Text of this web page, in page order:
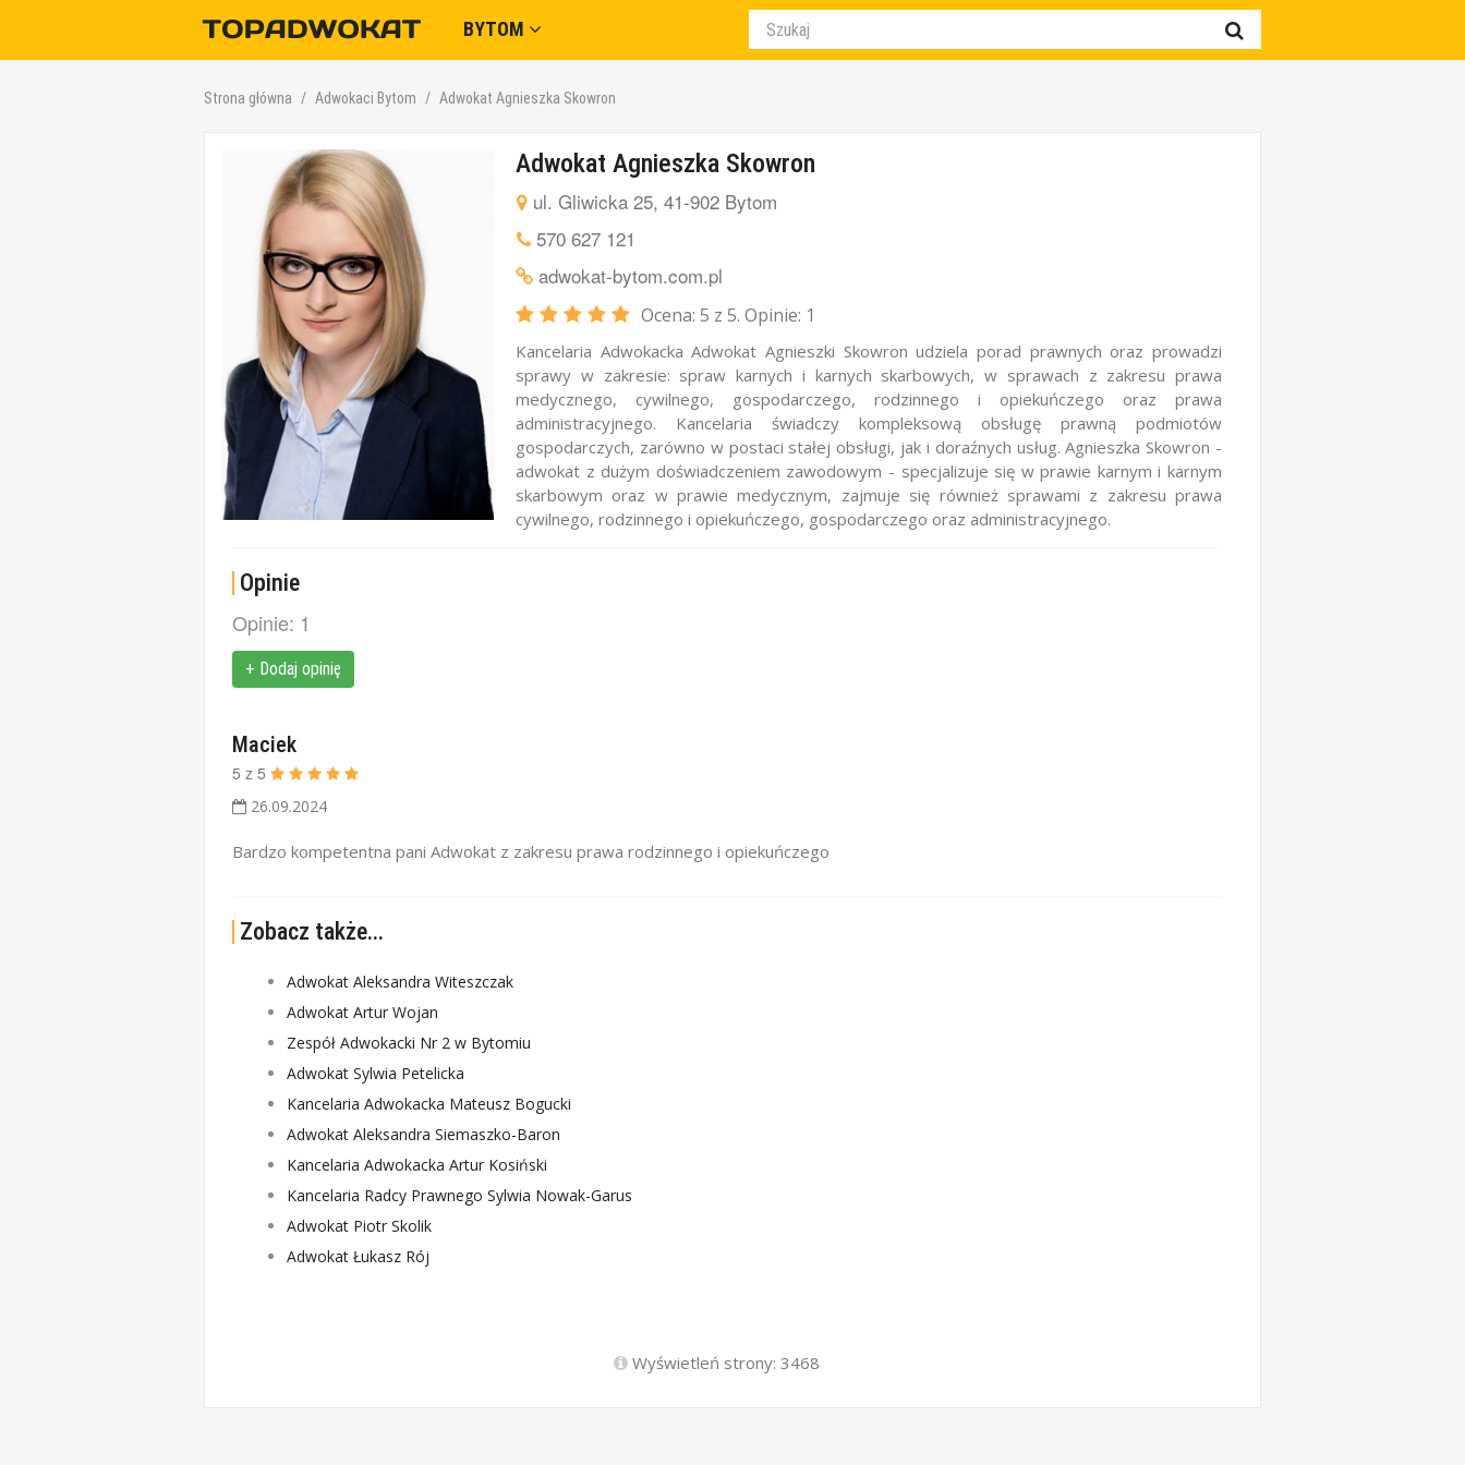
BYTOM
Strona główna Adwokaci Bytom Adwokat Agnieszka Skowron
Adwokat Agnieszka Skowron
ul. Gliwicka 25, 41-902 Bytom
570 627 121
adwokat-bytom.com.pl
Ocena: 5 z 5. Opinie: 1
Kancelaria Adwokacka Adwokat Agnieszki Skowron udziela porad prawnych oraz prowadzi
sprawy w zakresie: spraw karnych i karnych skarbowych, w sprawach z zakresu prawa
medycznego, cywilnego, gospodarczego, rodzinnego i opiekuńczego oraz prawa
administracyjnego. Kancelaria świadczy kompleksową obsługę prawną podmiotów
gospodarczych, zarówno w postaci stałej obsługi, jak i doraźnych usług. Agnieszka Skowron -
adwokat z dużym doświadczeniem zawodowym - specjalizuje się w prawie karnym i karnym
skarbowym oraz w prawie medycznym, zajmuje się również sprawami z zakresu prawa
cywilnego, rodzinnego i opiekuńczego, gospodarczego oraz administracyjnego.
Opinie
Opinie: 1
+ Dodaj opinię
Maciek
5 z 5
26.09.2024
Bardzo kompetentna pani Adwokat z zakresu prawa rodzinnego i opiekuńczego
Zobacz także...
Adwokat Aleksandra Witeszczak
Adwokat Artur Wojan
Zespół Adwokacki Nr 2 w Bytomiu
Adwokat Sylwia Petelicka
Kancelaria Adwokacka Mateusz Bogucki
Adwokat Aleksandra Siemaszko-Baron
Kancelaria Adwokacka Artur Kosiński
Kancelaria Radcy Prawnego Sylwia Nowak-Garus
Adwokat Piotr Skolik
Adwokat Łukasz Rój
Wyświetleń strony: 3468